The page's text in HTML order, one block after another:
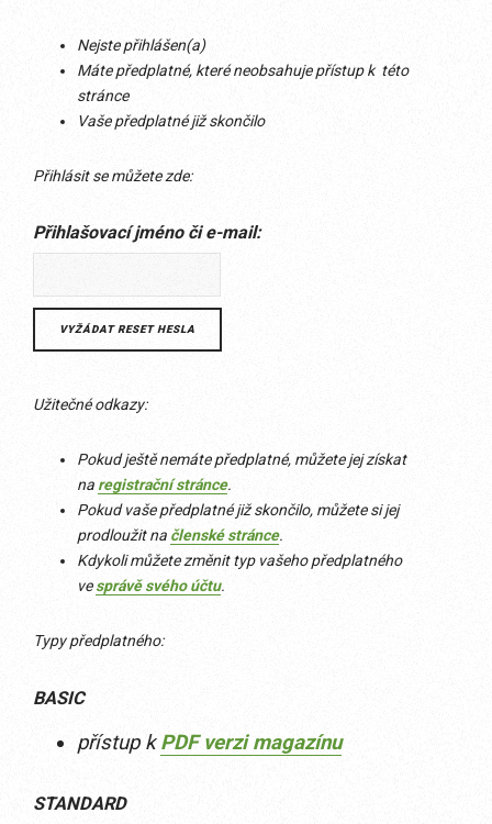
Nejste přihlášen(a)
Máte předplatné, které neobsahuje přístup k této
stránce
Vaše předplatné již skončilo
Přihlásit se můžete zde:
Přihlašovací jméno či e-mail:
Užitečné odkazy:
Pokud ještě nemáte předplatné, můžete jej získat
na registrační stránce.
Pokud vaše předplatné již skončilo, můžete si jej
prodloužit na členské stránce.
Kdykoli můžete změnit typ vašeho předplatného
vesprávě svého účtu.
Typy předplatného:
BASIC
přístup kPDF verzi magazínu
STANDARD